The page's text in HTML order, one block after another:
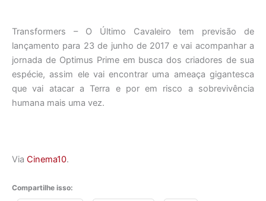
Transformers – O Último Cavaleiro tem previsão de
lançamento para 23 de junho de 2017 e vai acompanhar a
jornada de Optimus Prime em busca dos criadores de sua
espécie, assim ele vai encontrar uma ameaça gigantesca
que vai atacar a Terra e por em risco a sobrevivência
humana mais uma vez.
Via Cinema10.
Compartilhe isso: